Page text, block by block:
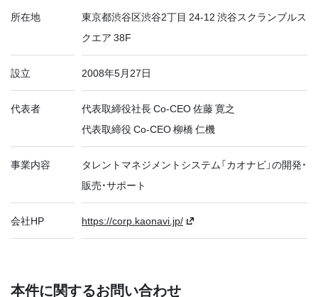
所在地
東京都渋谷区渋谷2丁目 24-12 渋谷スクランブルス
クエア 38F
設立 2008年5月27日
代表者
代表取締役社長 Co-CEO 佐藤 寛之
代表取締役 Co-CEO 柳橋 仁機
事業内容
タレントマネジメントシステム「カオナビ」の開発・
販売・サポート
会社HP https://corp.kaonavi.jp/
本件に関するお問い合わせ